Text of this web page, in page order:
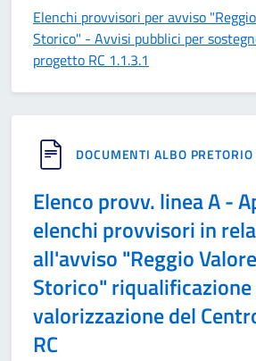
Elenchi provvisori per avviso
Storico" - Avvisi pubblici per
progetto RC 1.1.3.1
DOCUMENTI ALBO PRETORIO
Elenco provv. linea A -
elenchi provvisori in
all'avviso "Reggio
Storico" riqualificazione
valorizzazione del
RC